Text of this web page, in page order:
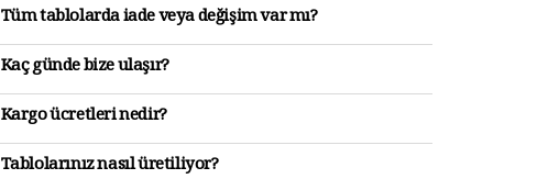
Tüm tablolarda iade veya değişim var mı?
Kaç günde bize ulaşır?
Kargo ücretleri nedir?
Tablolarınız nasıl üretiliyor?